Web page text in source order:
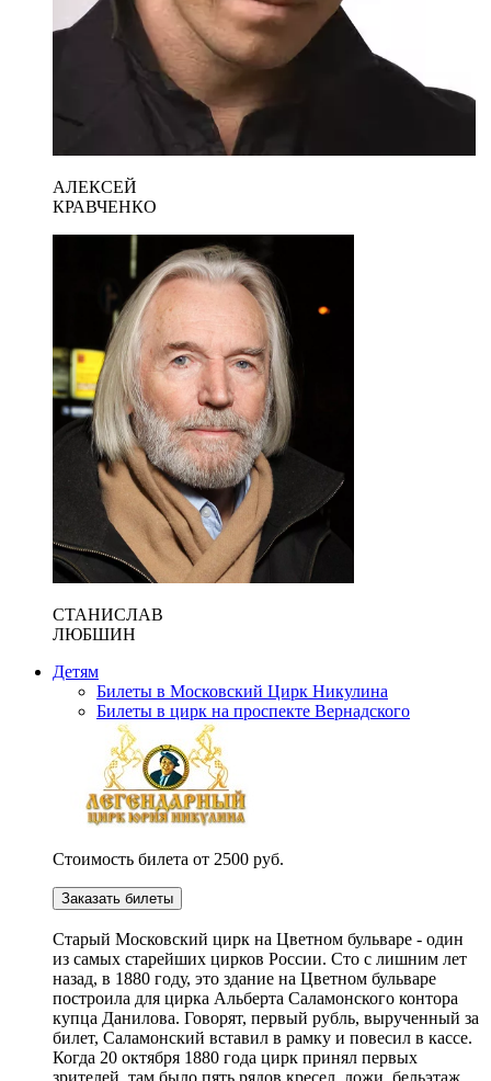
АЛЕКСЕЙ
КРАВЧЕНКО
СТАНИСЛАВ
ЛЮБШИН
Детям
Билеты в Московский Цирк Никулина
Билеты в цирк на проспекте Вернадского
Стоимость билета от 2500 руб.
Заказать билеты
Cтарый Московский цирк на Цветном бульваре - один
из самых старейших цирков России. Сто с лишним лет
назад, в 1880 году, это здание на Цветном бульваре
построила для цирка Альберта Саламонского контора
купца Данилова. Говорят, первый рубль, вырученный за
билет, Саламонский вставил в рамку и повесил в кассе.
Когда 20 октября 1880 года цирк принял первых